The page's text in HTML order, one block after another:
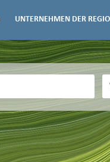
UNTERNEHMEN DER